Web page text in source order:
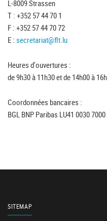
L-8009 Strassen
T : +352 57 44 70 1
F : +352 57 44 70 72
E : secretariat@flt.lu
Heures d'ouvertures :
de 9h30 à 11h30 et de 14h00 à
Coordonnées bancaires :
BGL BNP Paribas LU41 0030
SITEMAP